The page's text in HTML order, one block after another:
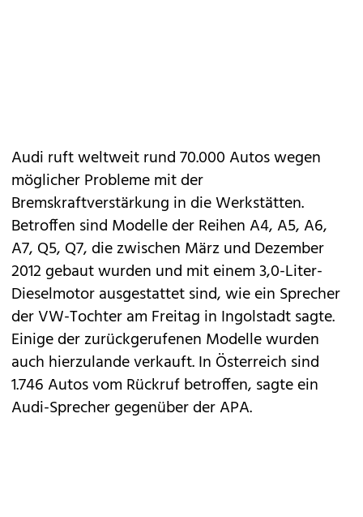
Audi ruft weltweit rund 70.000 Autos wegen
möglicher Probleme mit der
Bremskraftverstärkung in die Werkstätten.
Betroffen sind Modelle der Reihen A4, A5, A6,
A7, Q5, Q7, die zwischen März und Dezember
2012 gebaut wurden und mit einem 3,0-Liter-
Dieselmotor ausgestattet sind, wie ein Sprecher
der VW-Tochter am Freitag in Ingolstadt sagte.
Einige der zurückgerufenen Modelle wurden
auch hierzulande verkauft. In Österreich sind
1.746 Autos vom Rückruf betroffen, sagte ein
Audi-Sprecher gegenüber der APA.